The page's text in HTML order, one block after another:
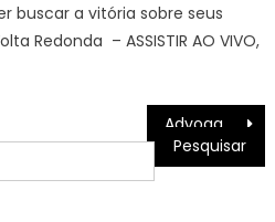
buscar a vitória sobre seus
Redonda – ASSISTIR AO VIVO,